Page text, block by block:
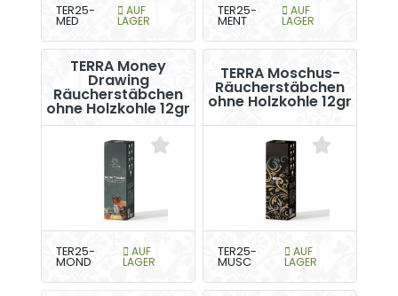
TER25-
MED
AUF
LAGER
TER25-
MENT
AUF
LAGER
TERRA Money
Drawing
Räucherstäbchen
ohne Holzkohle 12gr
TER25-
MOND
AUF
LAGER
TERRA Moschus-
Räucherstäbchen
ohne Holzkohle 12gr
TER25-
MUSC
AUF
LAGER